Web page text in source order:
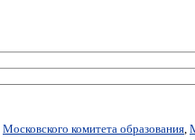
Московского комитета образования,